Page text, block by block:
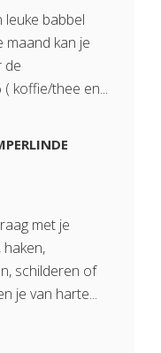
leuke babbel
maand kan je
de
koffie/thee en...
met je
schilderen of
je van harte...